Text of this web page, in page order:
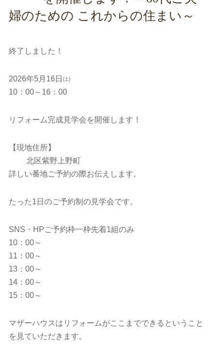
婦のための これからの住まい～
終了しました！
2026年5月16日㈯
10：00～16：00
リフォーム完成見学会を開催します！
【現地住所】
北区紫野上野町
詳しい番地ご予約の際お伝えします。
たった1日のご予約制の見学会です。
SNS・HPご予約枠一枠先着1組のみ
10：00～
11：00～
13：00～
14：00～
15：00～
マザーハウスはリフォームがここまでできるということ
を見ていただきます。